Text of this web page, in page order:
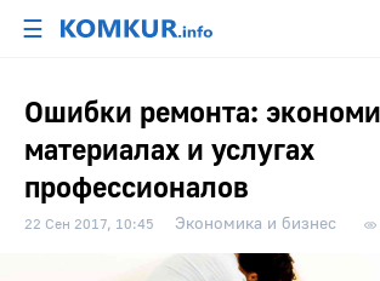
☰
Ошибки ремонта:
материалах и услугах
профессионалов
22 Сен 2017, 10:45 Экономика и бизнес